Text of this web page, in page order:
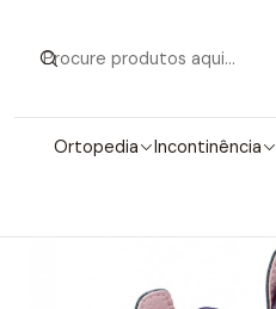
Ortopedia Incontinência